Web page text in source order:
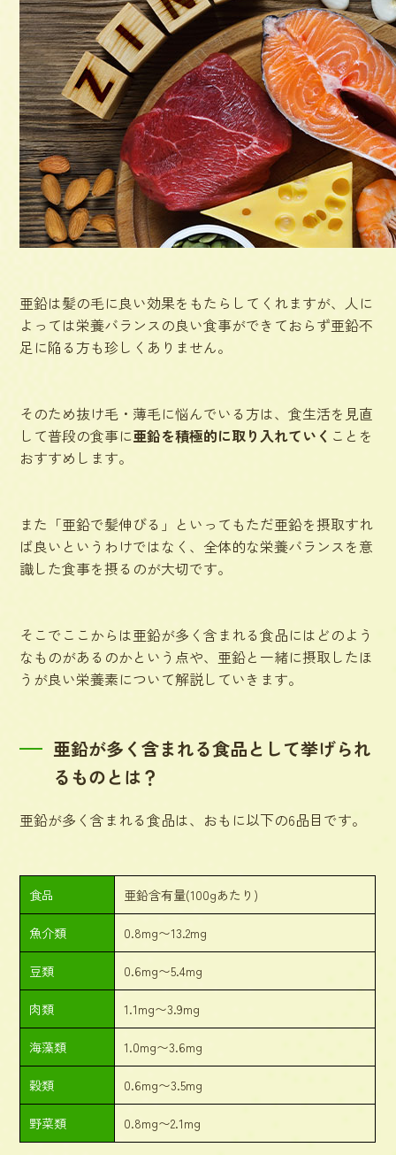
亜鉛は髪の毛に良い効果をもたらしてくれますが、人に
よっては栄養バランスの良い食事ができておらず亜鉛不
足に陥る方も珍しくありません。
そのため抜け毛・薄毛に悩んでいる方は、食生活を見直
して普段の食事に亜鉛を積極的に取り入れていく ことを
おすすめします。
また「亜鉛で髪伸びる」といってもただ亜鉛を摂取すれ
ば良いというわけではなく、 全体的な栄養バランスを意
識した食事を摂るのが大切です。
そこでここからは亜鉛が多く含まれる食品にはどのよう
なものがあるのかという点や、亜鉛と一緒に摂取したほ
うが良い栄養素について解説していきます。
亜鉛が多く含まれる食品として挙げられ
るものとは？
亜鉛が多く含まれる食品は、おもに以下の6品目です。
食品 亜鉛含有量(100gあたり)
魚介類 0.8mg〜13.2mg
豆類 0.6mg〜5.4mg
肉類 1.1mg〜3.9mg
海藻類 1.0mg〜3.6mg
穀類 0.6mg〜3.5mg
野菜類 0.8mg〜2.1mg